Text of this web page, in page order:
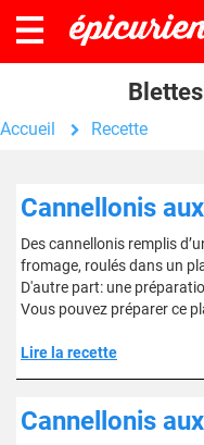
Accueil Recette
Cannellonis
Des cannellonis remplis
fromage, roulés dans un
D'autre part: une
Vous pouvez préparer ce
Lire la recette
Cannellonis